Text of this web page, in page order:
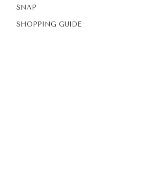
SNAP
SHOPPING GUIDE